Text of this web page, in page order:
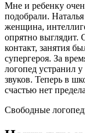
Мне и ребенку
подобрали.
женщина,
опрятно выглядит.
контакт, занятия
супергероя. За
логопед устранил
звуков. Теперь в
счастью нет
Свободные